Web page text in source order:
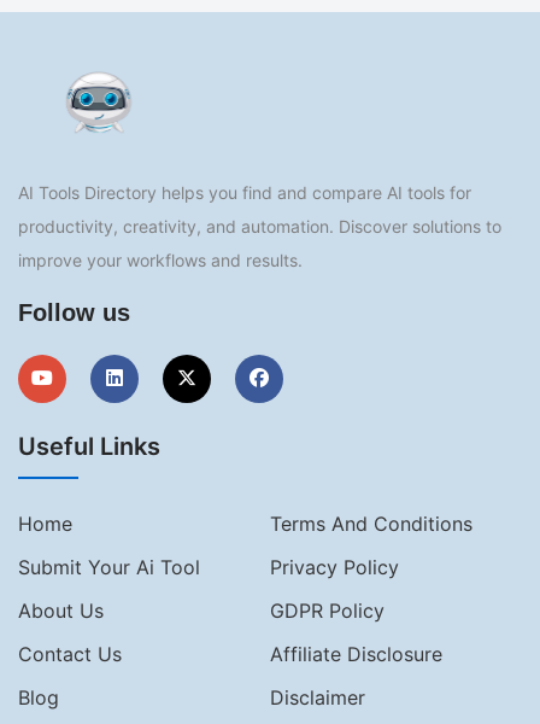
AI Tools Directory helps you find and compare AI tools for
productivity, creativity, and automation. Discover solutions to
improve your workflows and results.
Follow us
Useful Links
Home
Terms And Conditions
Submit Your Ai Tool
Privacy Policy
About Us
GDPR Policy
Contact Us
Affiliate Disclosure
Blog
Disclaimer